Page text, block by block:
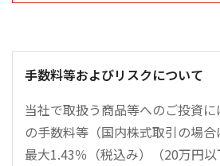
手数料等およびリスクについて
当社で取扱う商品等へのご投資
の手数料等（国内株式取引の場
最大1.43％（税込み）（20万円